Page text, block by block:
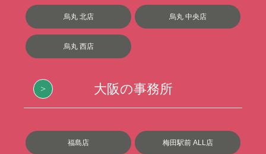
烏丸 北店 烏丸 中央店
烏丸 西店
大阪の事務所
福島店 梅田駅前 ALL店